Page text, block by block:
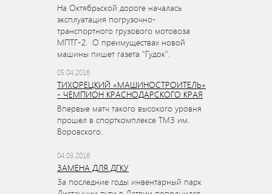
На Октябрьской дороге началась
эксплуатация погрузочно-
транспортного грузового мотовоза
МПТГ-2. О преимуществах новой
машины пишет газета "Гудок".
05.04.2016
ТИХОРЕЦКИЙ «МАШИНОСТРОИТЕЛЬ»
- ЧЕМПИОН КРАСНОДАРСКОГО КРАЯ
Впервые матч такого высокого уровня
прошел в спорткомплексе ТМЗ им.
Воровского.
04.03.2016
ЗАМЕНА ДЛЯ ДГКУ
За последние годы инвентарный парк